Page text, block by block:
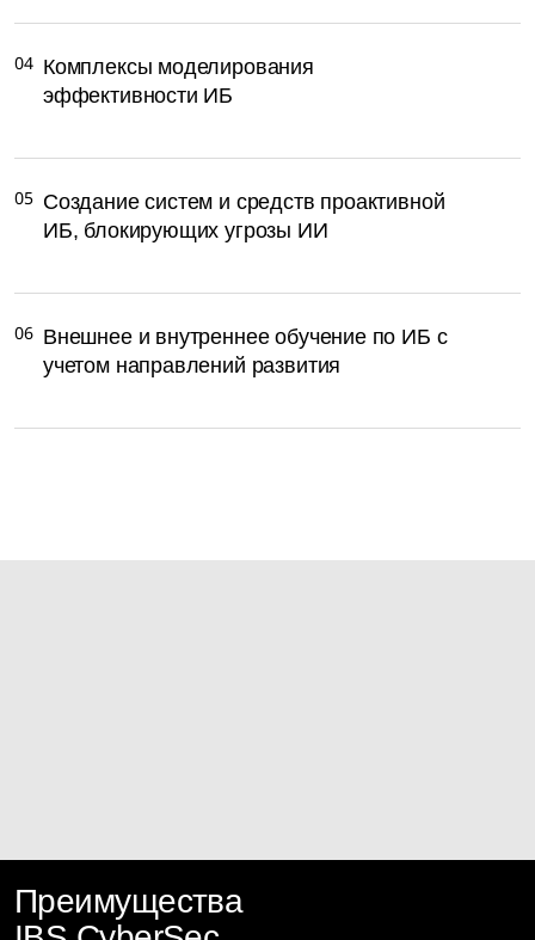
Комплексы моделирования
эффективности ИБ
04
Создание систем и средств проактивной
ИБ, блокирующих угрозы ИИ
05
Внешнее и внутреннее обучение по ИБ с
учетом направлений развития
06
Преимущества